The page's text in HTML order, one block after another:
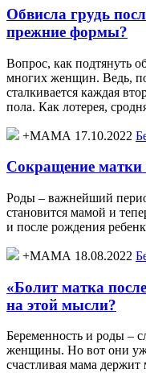
Обвисла грудь
прежние формы?
Вопрос, как подтянуть
многих женщин. Ведь,
сталкивается каждая
пола. Как лотерея,
+МАМА 17.10.2022
Сокращение матки
Роды – важнейший
становится мамой и
и после рождения
+МАМА 18.08.2022
«Болит матка
на этой мысли?
Беременность и роды –
женщины. Но вот они
счастливая мама